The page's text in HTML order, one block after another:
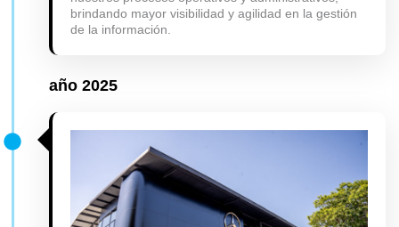
brindando mayor visibilidad y agilidad en la gestión
de la información.
año 2025